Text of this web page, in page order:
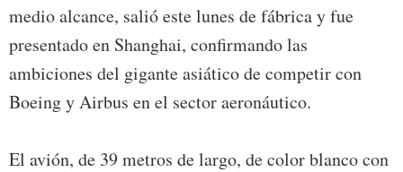
medio alcance, salió este lunes de fábrica y fue
presentado en Shanghai, confirmando las
ambiciones del gigante asiático de competir con
Boeing y Airbus en el sector aeronáutico.
El avión, de 39 metros de largo, de color blanco con